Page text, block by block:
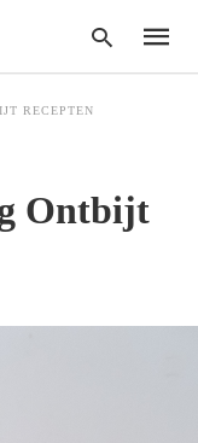
your
search
RECEPTEN
Ontbijt